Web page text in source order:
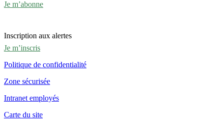
Je m’abonne
Inscription aux alertes
Je m’inscris
Politique de confidentialité
Zone sécurisée
Intranet employés
Carte du site